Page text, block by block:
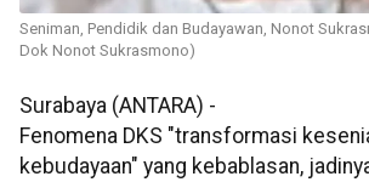
Seniman, Pendidik dan Budayawan, Nonot
Dok Nonot Sukrasmono)
Surabaya (ANTARA) -
Fenomena DKS "transformasi
kebudayaan" yang kebablasan,